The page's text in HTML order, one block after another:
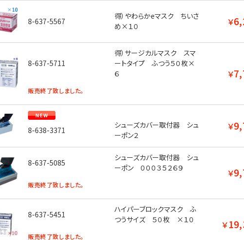
8-637-5567
得）やわらかeマスク ちいさ
め×１０
￥
8-637-5711
得）サージカルマスク スマ
ートタイプ ふつう５０枚×
６
販売終了致しました。
￥
8-638-3371
シューズカバー取付器 シュ
ーポン２
￥
8-637-5085
シューズカバー取付器 シュ
ーポン ０００３５２６９
販売終了致しました。
￥
8-637-5451
ハイパーブロックマスク ふ
つうサイズ ５０枚 ×１０
販売終了致しました。
￥